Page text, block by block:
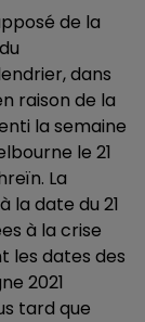
de la
dans
raison de la
la semaine
le 21
La
la date du 21
à la crise
les dates des
2021
tard que